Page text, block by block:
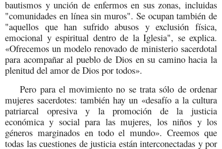
bautismos y unción de enfermos en sus zonas, incluidas
"comunidades en línea sin muros". Se ocupan también de
"aquellos que han sufrido abusos y exclusión física,
emocional y espiritual dentro de la Iglesia", se explica.
«Ofrecemos un modelo renovado de ministerio sacerdotal
para acompañar al pueblo de Dios en su camino hacia la
plenitud del amor de Dios por todos».
Pero para el movimiento no se trata sólo de ordenar
mujeres sacerdotes: también hay un «desafío a la cultura
patriarcal opresiva y la promoción de la justicia
económica y social para las mujeres, los niños y los
géneros marginados en todo el mundo». Creemos que
todas las cuestiones de justicia están interconectadas y por